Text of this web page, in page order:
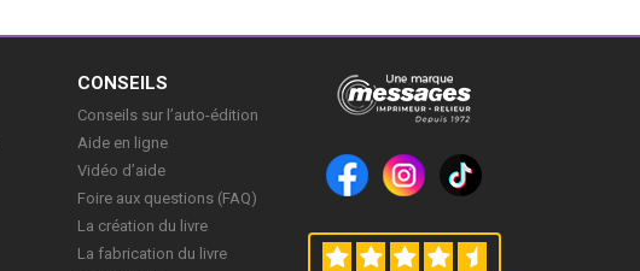
CONSEILS
Conseils sur l’auto-édition
Aide en ligne
Vidéo d’aide
Foire aux questions (FAQ)
La création du livre
La fabrication du livre